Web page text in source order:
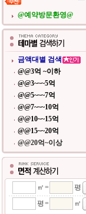
@예약방문환영@
금액대별 검색
@@3억 ~이하
@@3~~~5억
@@5~~~7억
@@7~~~10억
@@10~~15억
@@15~~20억
@@20억~이상
㎡ =
평
평 =
㎡